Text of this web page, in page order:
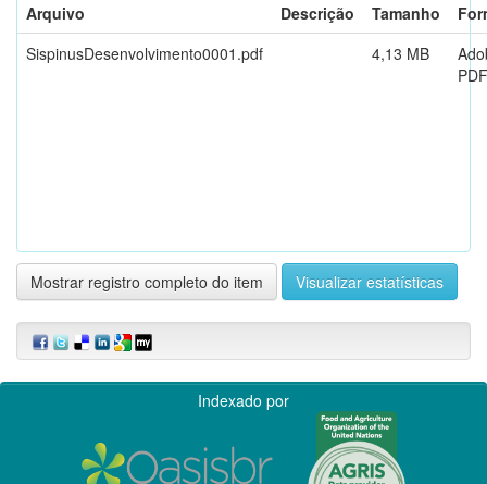
Arquivo
Descrição Tamanho
SispinusDesenvolvimento0001.pdf
4,13 MB
PDF
Mostrar registro completo do item Visualizar estatísticas
Indexado por